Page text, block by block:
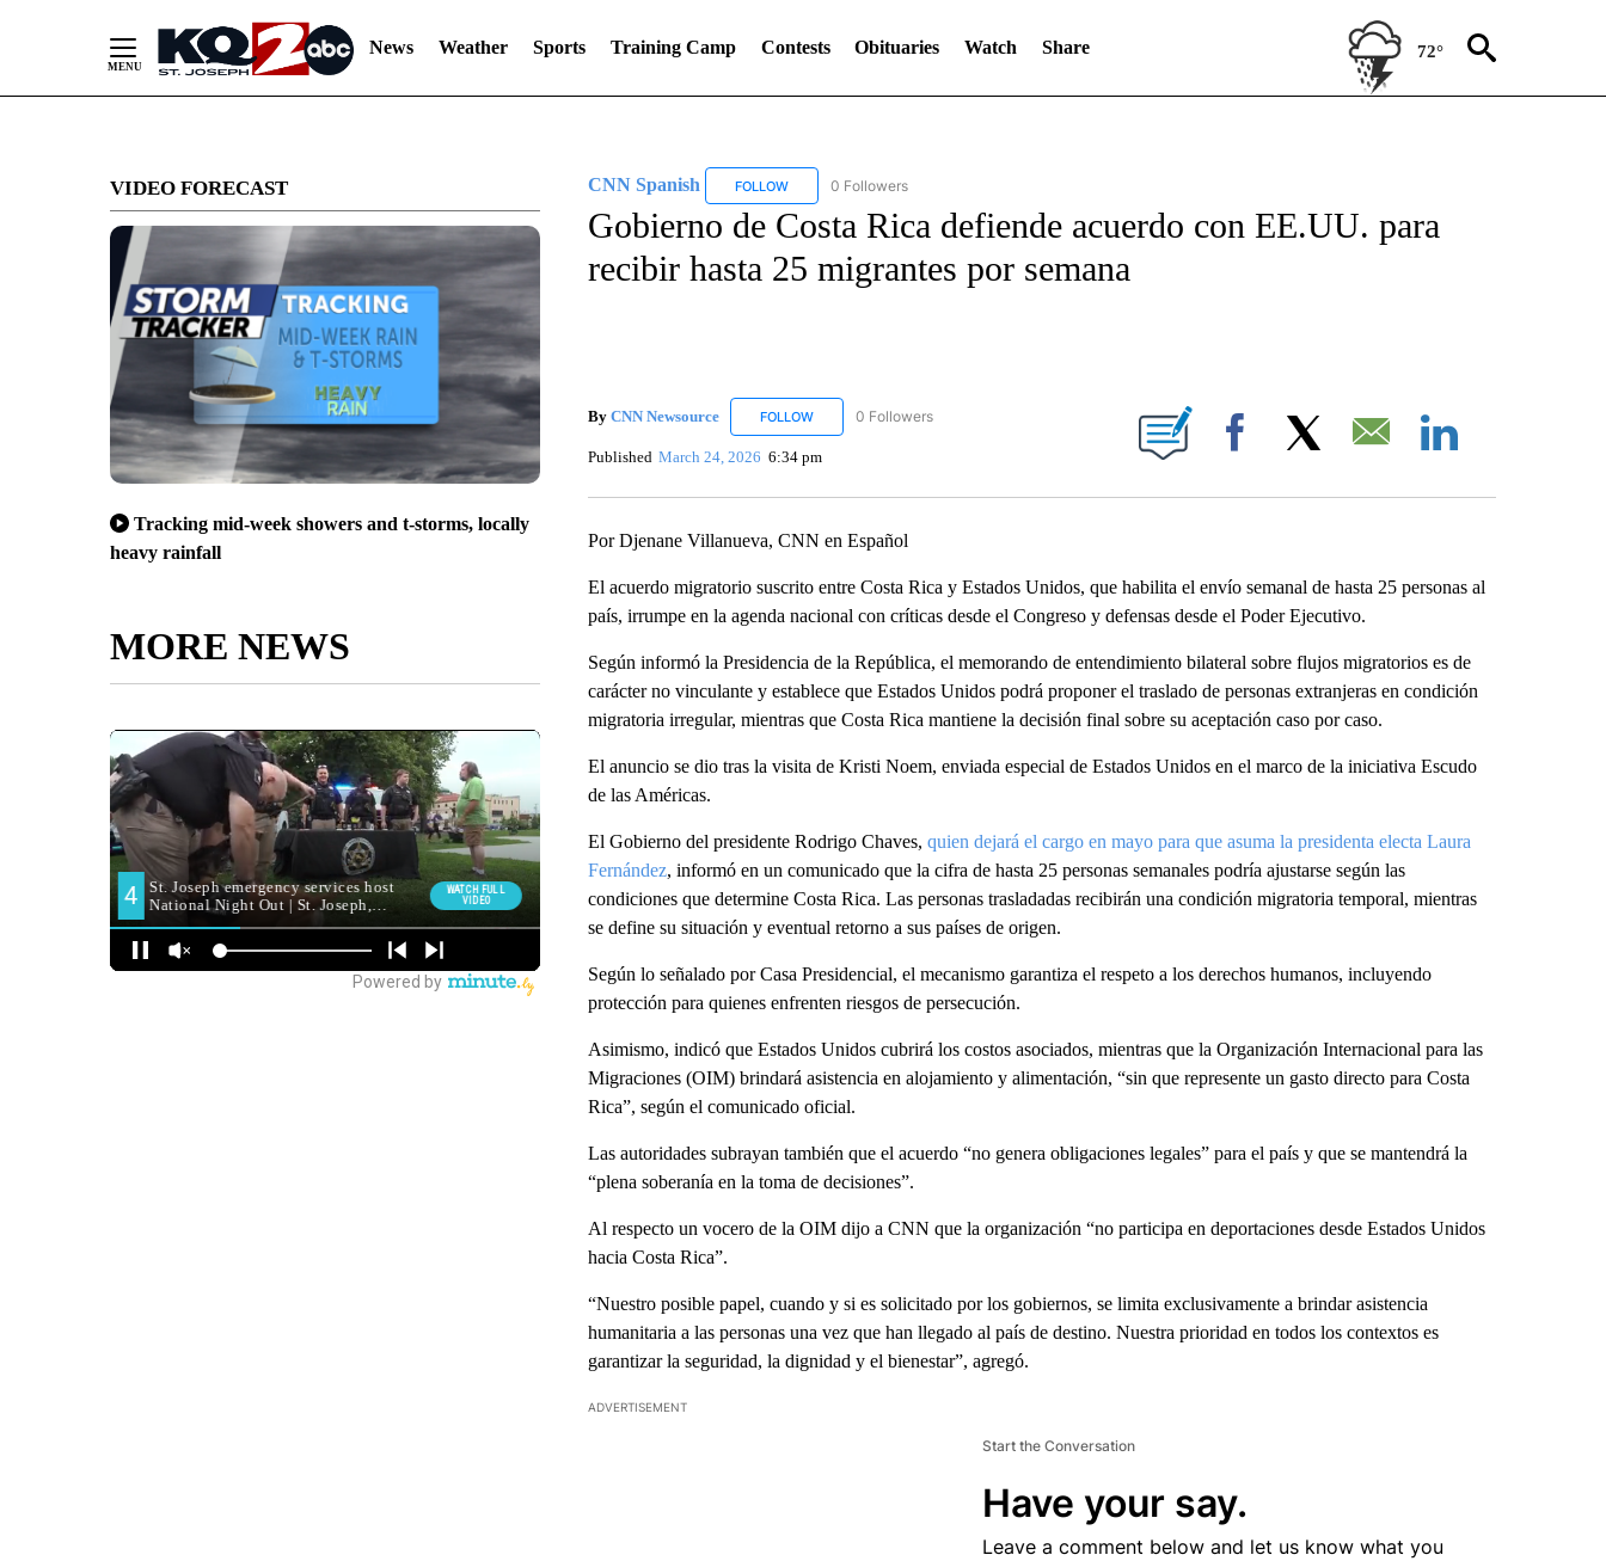
News Weather Sports Training Camp Contests Obituaries Watch Share 72°
VIDEO FORECAST
Tracking mid-week showers and t-storms, locally
heavy rainfall
MORE NEWS
CNN Spanish FOLLOWFOLLOW "CNN SPANISH" TO RECEIVE NOTIFICATIONS ABOUT NEW PAGES ON "CNN SPANISH".
0 Followers
Gobierno de Costa Rica defiende acuerdo con EE.UU. para
recibir hasta 25 migrantes por semana
By CNN Newsource FOLLOWFOLLOW "CNN NEWSOURCE" TO RECEIVE NOTIFICATIONS ABOUT NEW PAGES ON "CNN NEWSOURCE".
0 Followers
Published March 24, 2026 6:34 pm Facebook Email
Por Djenane Villanueva, CNN en Español
El acuerdo migratorio suscrito entre Costa Rica y Estados Unidos, que habilita el envío semanal de hasta 25 personas al
país, irrumpe en la agenda nacional con críticas desde el Congreso y defensas desde el Poder Ejecutivo.
Según informó la Presidencia de la República, el memorando de entendimiento bilateral sobre flujos migratorios es de
carácter no vinculante y establece que Estados Unidos podrá proponer el traslado de personas extranjeras en condición
migratoria irregular, mientras que Costa Rica mantiene la decisión final sobre su aceptación caso por caso.
El anuncio se dio tras la visita de Kristi Noem, enviada especial de Estados Unidos en el marco de la iniciativa Escudo
de las Américas.
El Gobierno del presidente Rodrigo Chaves, quien dejará el cargo en mayo para que asuma la presidenta electa Laura
Fernández, informó en un comunicado que la cifra de hasta 25 personas semanales podría ajustarse según las
condiciones que determine Costa Rica. Las personas trasladadas recibirán una condición migratoria temporal, mientras
se define su situación y eventual retorno a sus países de origen.
Según lo señalado por Casa Presidencial, el mecanismo garantiza el respeto a los derechos humanos, incluyendo
protección para quienes enfrenten riesgos de persecución.
Asimismo, indicó que Estados Unidos cubrirá los costos asociados, mientras que la Organización Internacional para las
Migraciones (OIM) brindará asistencia en alojamiento y alimentación, “sin que represente un gasto directo para Costa
Rica”, según el comunicado oficial.
Las autoridades subrayan también que el acuerdo “no genera obligaciones legales” para el país y que se mantendrá la
“plena soberanía en la toma de decisiones”.
Al respecto un vocero de la OIM dijo a CNN que la organización “no participa en deportaciones desde Estados Unidos
hacia Costa Rica”.
“Nuestro posible papel, cuando y si es solicitado por los gobiernos, se limita exclusivamente a brindar asistencia
humanitaria a las personas una vez que han llegado al país de destino. Nuestra prioridad en todos los contextos es
garantizar la seguridad, la dignidad y el bienestar”, agregó.
ADVERTISEMENT
Start the Conversation
Have your say.
Leave a comment below and let us know what you